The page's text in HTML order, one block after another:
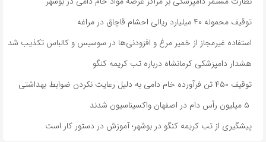
توقیف محموله ۴۰ میلیارد ریالی احشام قاچاق در مراغه
استفاده غیرمجاز از خمیر مرغ و افزودنی‌ها در سوسیس و کالباس تکذیب شد
هشدار دامپزشکی کرمانشاه درباره تب کریمه کنگو
توقیف ۴۵۰ تن فرآورده خام دامی به دلیل رعایت نکردن ضوابط بهداشتی
پیشگیری از تب کریمه کنگو در بوشهر؛ آموزش در دستور کار است